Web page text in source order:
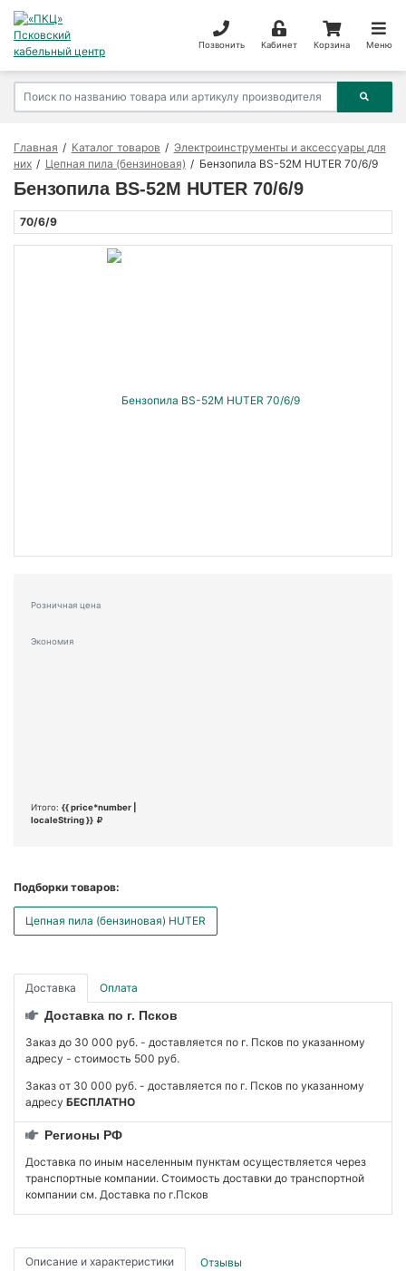
Позвонить Кабинет Корзина Меню
Главная Каталог товаров
Электроинструменты и аксессуары для
них
Цепная пила (бензиновая) Бензопила BS-52M HUTER 70/6/9
Бензопила BS-52M HUTER 70/6/9
70/6/9
Розничная цена
Экономия
Итого: {{ price*number |
localeString }}
Подборки товаров:
Цепная пила (бензиновая) HUTER
Доставка Оплата
Доставка по г. Псков
Заказ до 30 000 руб. - доставляется по г. Псков по указанному
адресу - стоимость 500 руб.
Заказ от 30 000 руб. - доставляется по г. Псков по указанному
адресу БЕСПЛАТНО
Регионы РФ
Доставка по иным населенным пунктам осуществляется через
транспортные компании. Стоимость доставки до транспортной
компании см. Доставка по г.Псков
Описание и характеристики Отзывы